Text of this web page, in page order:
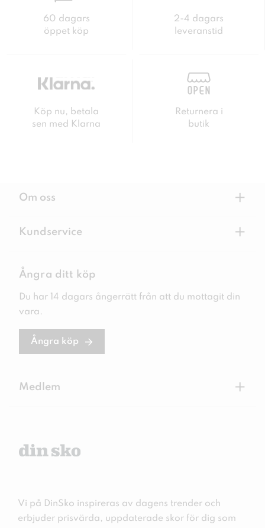
60 dagars
öppet köp
2-4 dagars
leveranstid
Köp nu, betala
sen med Klarna
Returnera i
butik
Om oss +
Kundservice +
Ångra ditt köp
Du har 14 dagars ångerrätt från att du mottagit din
vara.
Ångra köp
Medlem +
Vi på DinSko inspireras av dagens trender och
erbjuder prisvärda, uppdaterade skor för dig som